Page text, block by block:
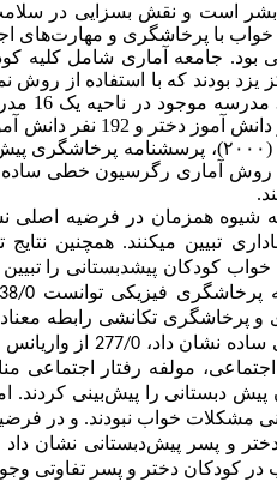
است و نقش بسزایی در سلامت
پرخاشگری و مهارت‌های اجتماعی در
بودند که با استفاده از روش
شدند. سپس به صورت
تبیین می­کنند. همچنین
تکانشی رابطه
277/0 از واریانس مهارت
دبستانی را پیش‌بینی کردند.
مشکلات خواب نبودند. و در
و پسر پیش‌دبستانی نشان داد
کودکان دختر و پسر تفاوتی